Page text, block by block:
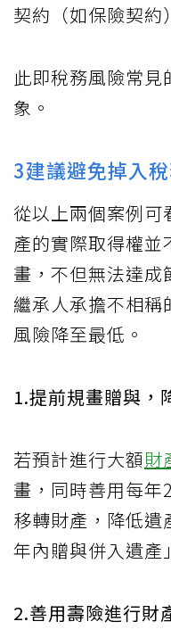
契約（如保險契約
此即稅務風險常
象。
3建議避免掉入
從以上兩個案例
產的實際取得權
畫，不但無法達成
繼承人承擔不相稱
風險降至最低。
1.提前規畫贈與，
若預計進行大額財
畫，同時善用每
移轉財產，降低遺
年內贈與併入遺產
2.善用壽險進行財